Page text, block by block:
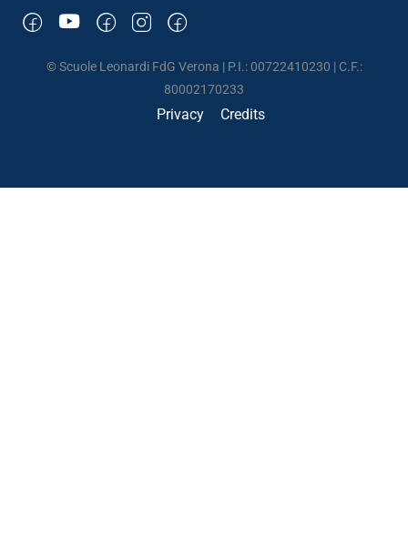
© Scuole Leonardi FdG Verona | P.I.: 00722410230 | C.F.:
80002170233
Privacy Credits